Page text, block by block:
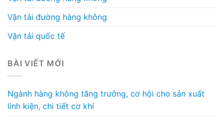
Vận tải đường hàng không
Vận tải quốc tế
BÀI VIẾT MỚI
Ngành hàng không tăng trưởng, cơ hội cho sản xuất
linh kiện, chi tiết cơ khí